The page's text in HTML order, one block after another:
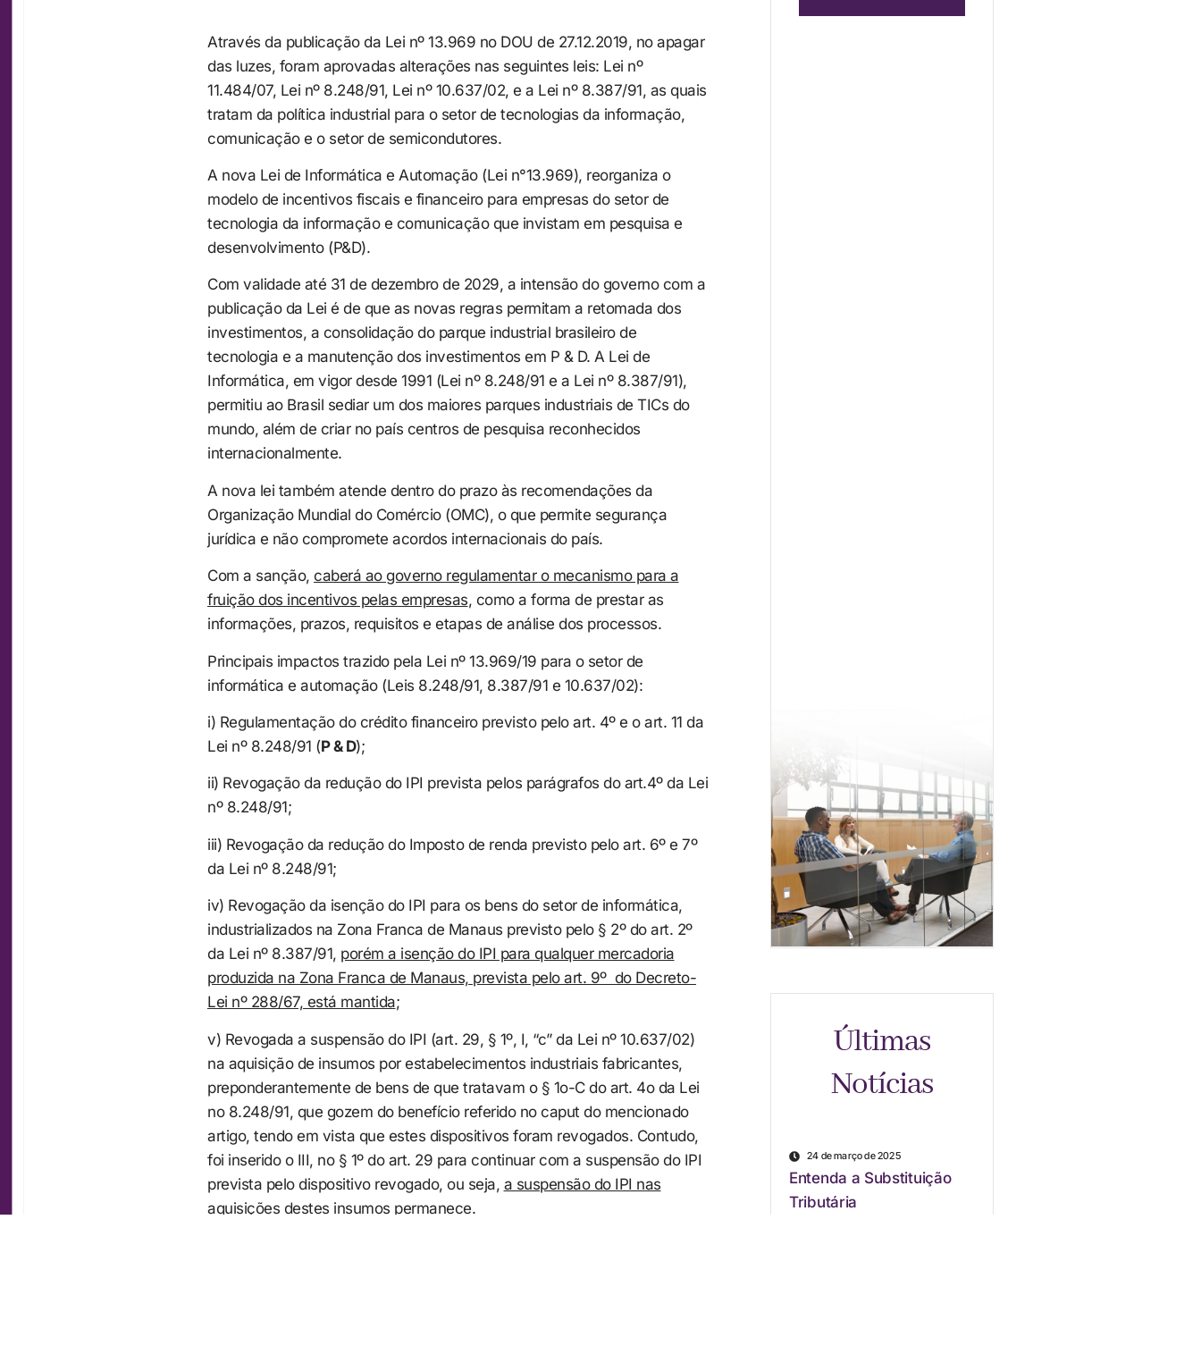
Através da publicação da Lei nº 13.969 no DOU de 27.12.2019, no apagar
das luzes, foram aprovadas alterações nas seguintes leis: Lei nº
11.484/07, Lei nº 8.248/91, Lei nº 10.637/02, e a Lei nº 8.387/91, as quais
tratam da política industrial para o setor de tecnologias da informação,
comunicação e o setor de semicondutores.
A nova Lei de Informática e Automação (Lei n°13.969), reorganiza o
modelo de incentivos fiscais e financeiro para empresas do setor de
tecnologia da informação e comunicação que invistam em pesquisa e
desenvolvimento (P&D).
Com validade até 31 de dezembro de 2029, a intensão do governo com a
publicação da Lei é de que as novas regras permitam a retomada dos
investimentos, a consolidação do parque industrial brasileiro de
tecnologia e a manutenção dos investimentos em P & D. A Lei de
Informática, em vigor desde 1991 (Lei nº 8.248/91 e a Lei nº 8.387/91),
permitiu ao Brasil sediar um dos maiores parques industriais de TICs do
mundo, além de criar no país centros de pesquisa reconhecidos
internacionalmente.
A nova lei também atende dentro do prazo às recomendações da
Organização Mundial do Comércio (OMC), o que permite segurança
jurídica e não compromete acordos internacionais do país.
Com a sanção, caberá ao governo regulamentar o mecanismo para a
fruição dos incentivos pelas empresas, como a forma de prestar as
informações, prazos, requisitos e etapas de análise dos processos.
Principais impactos trazido pela Lei nº 13.969/19 para o setor de
informática e automação (Leis 8.248/91, 8.387/91 e 10.637/02):
i) Regulamentação do crédito financeiro previsto pelo art. 4º e o art. 11 da
Lei nº 8.248/91 (P & D);
ii) Revogação da redução do IPI prevista pelos parágrafos do art.4º da Lei
nº 8.248/91;
iii) Revogação da redução do Imposto de renda previsto pelo art. 6º e 7º
da Lei nº 8.248/91;
iv) Revogação da isenção do IPI para os bens do setor de informática,
industrializados na Zona Franca de Manaus previsto pelo § 2º do art. 2º
da Lei nº 8.387/91, porém a isenção do IPI para qualquer mercadoria
produzida na Zona Franca de Manaus, prevista pelo art. 9º do Decreto-
Lei nº 288/67, está mantida;
v) Revogada a suspensão do IPI (art. 29, § 1º, I, “c” da Lei nº 10.637/02)
na aquisição de insumos por estabelecimentos industriais fabricantes,
preponderantemente de bens de que tratavam o § 1o-C do art. 4o da Lei
no 8.248/91, que gozem do benefício referido no caput do mencionado
artigo, tendo em vista que estes dispositivos foram revogados. Contudo,
foi inserido o III, no § 1º do art. 29 para continuar com a suspensão do IPI
prevista pelo dispositivo revogado, ou seja, a suspensão do IPI nas
aquisições destes insumos permanece.
Últimas
Notícias
24 de março de 2025
Entenda a Substituição
Tributária